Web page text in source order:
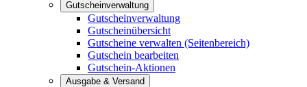
Gutscheinverwaltung
Gutscheinverwaltung
Gutscheinübersicht
Gutscheine verwalten (Seitenbereich)
Gutschein bearbeiten
Gutschein-Aktionen
Ausgabe & Versand